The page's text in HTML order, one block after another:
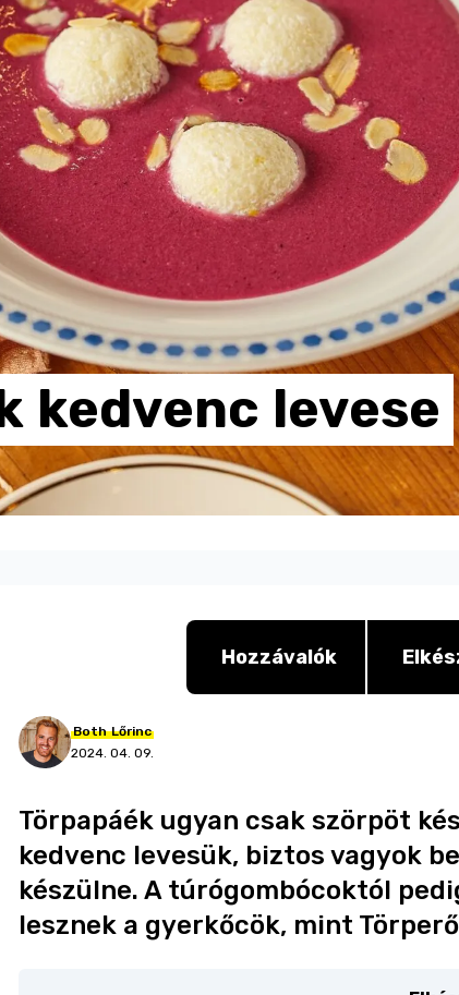
kedvenc levese
Hozzávalók
Both Lőrinc
2024. 04. 09.
Törpapáék ugyan csak szörpöt
kedvenc levesük, biztos vagyok
készülne. A túrógombócoktól
lesznek a gyerkőcök, mint